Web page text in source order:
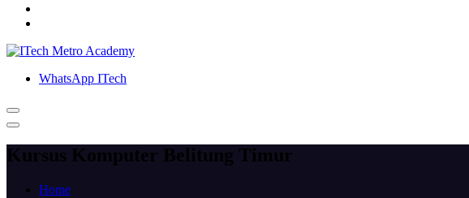
WhatsApp ITech
Kursus Komputer Belitung Timur
Home